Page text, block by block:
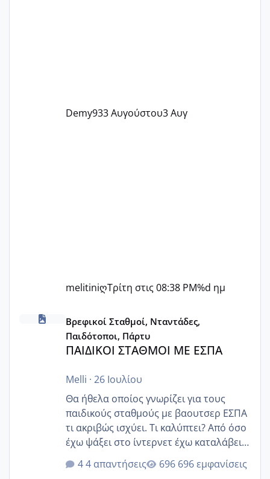
Demy933 Αυγούστου3 Αυγ
melitiniღΤρίτη στις 08:38 PM%d ημ
ΠΑΙΔΙΚΟΙ ΣΤΑΘΜΟΙ ΜΕ ΕΣΠΑ
Βρεφικοί Σταθμοί, Νταντάδες,
Παιδότοποι, Πάρτυ
ΠΑΙΔΙΚΟΙ ΣΤΑΘΜΟΙ ΜΕ ΕΣΠΑ
Melli · 26 Ιουλίου
Θα ήθελα οποίος γνωρίζει για τους
παιδικούς σταθμούς με βαουτσερ ΕΣΠΑ
τι ακριβώς ισχύει. Τι καλύπτει? Από όσο
έχω ψάξει στο ίντερνετ έχω καταλάβει
ότι το βαουτσερ καλύπτει όλα τα
δίδακτρα και τα τροφεια του ιδιωτικού
4 απαντήσεις 696 εμφανίσεις